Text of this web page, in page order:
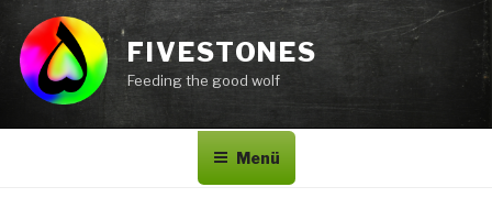
Inhalt
springen
FIVESTONES
Feeding the good wolf
Menü